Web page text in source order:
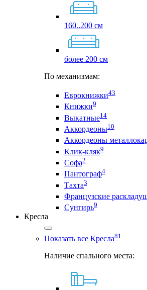
160..200 см
более 200 см
По механизмам:
Еврокнижки43
Книжки9
Выкатные14
Аккордеоны10
Аккордеоны
Клик-кляк9
Софа2
Пантограф4
Тахта3
Французские
Сунгирь9
Кресла
Показать все Кресла81
Наличие спального места: